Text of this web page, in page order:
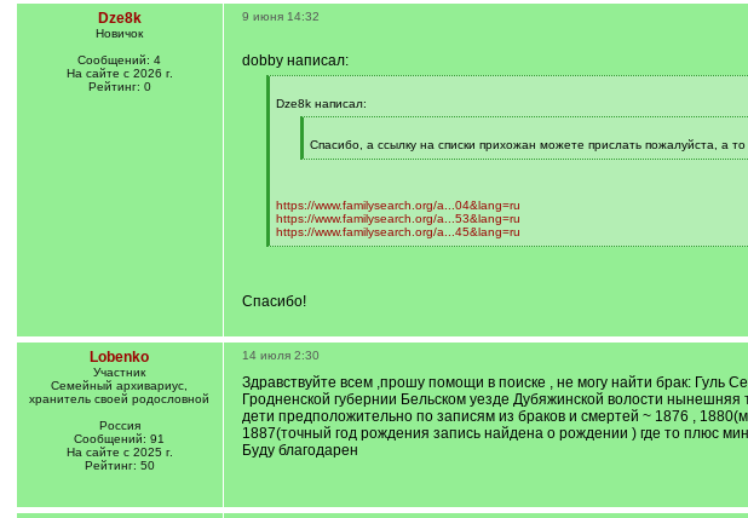
Dze8k
Новичок
Сообщений: 4
На сайте с 2026 г.
Рейтинг: 0
9 июня 14:32
dobby написал:
q
Dze8k написал:
q
]
Спасибо, а ссылку на списки прихожан можете прислать пожалуйста, а
[
https://www.familysearch.org/a...04&lang=ru
https://www.familysearch.org/a...53&lang=ru
https://www.familysearch.org/a...45&lang=ru
[
Спасибо!
Lobenko
Участник
Семейный архивариус,
хранитель своей родословной
Россия
Сообщений: 91
На сайте с 2025 г.
Рейтинг: 50
14 июля 2:30
Здравствуйте всем ,прошу помощи в поиске , не могу найти брак:
Гродненской губернии Бельском уезде Дубяжинской волости
дети предположительно по записям из браков и смертей ~ 1876 ,
1887(точный год рождения запись найдена о рождении ) где то плюс
Буду благодарен